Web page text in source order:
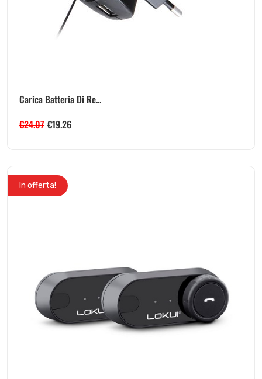
Carica Batteria Di Re...
€24.07 €19.26
In offerta!